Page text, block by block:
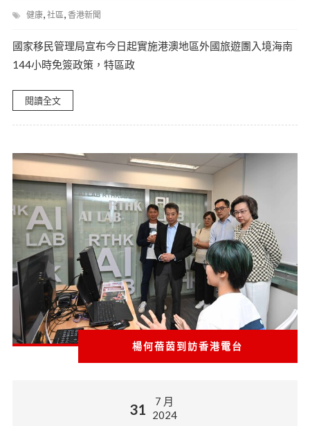
健康, 社區, 香港新聞
國家移民管理局宣布今日起實施港澳地區外國旅遊團入境海南
144小時免簽政策，特區政
閱讀全文
楊何蓓茵到訪香港電台
31
7 月
2024